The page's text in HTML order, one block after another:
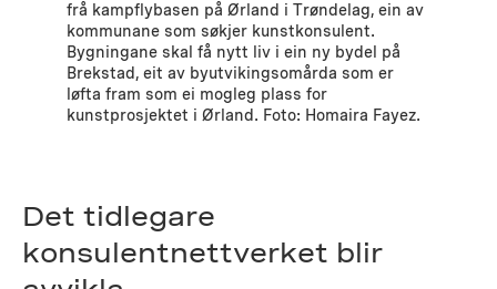
frå kampflybasen på Ørland i Trøndelag, ein av
kommunane som søkjer kunstkonsulent.
Bygningane skal få nytt liv i ein ny bydel på
Brekstad, eit av byutvikingsomårda som er
løfta fram som ei mogleg plass for
kunstprosjektet i Ørland. Foto: Homaira Fayez.
Det tidlegare
konsulentnettverket blir